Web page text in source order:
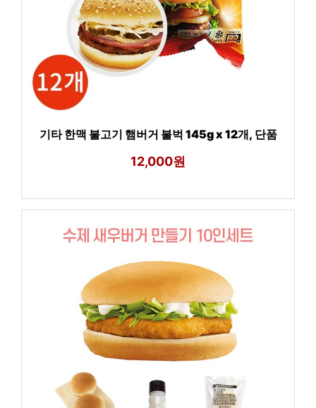
기타 한맥 불고기 햄버거 불벅 145g x 12개, 단품
12,000원